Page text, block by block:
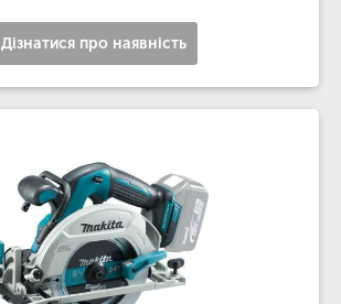
Дізнатися про наявність